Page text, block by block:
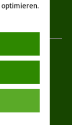
optimieren.